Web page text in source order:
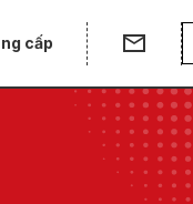
cấp